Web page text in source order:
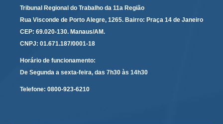
Calendário Geral
Calendário de Eventos
Calendário de Eventos passados
Tribunal Regional do Trabalho da 11a Região
Rua Visconde de Porto Alegre, 1265. Bairro: Praça 14 de Janeiro
CEP: 69.020-130. Manaus/AM.
CNPJ: 01.671.187/0001-18
Horário de funcionamento:
De Segunda a sexta-feira, das 7h30 às 14h30
Telefone: 0800-923-6210